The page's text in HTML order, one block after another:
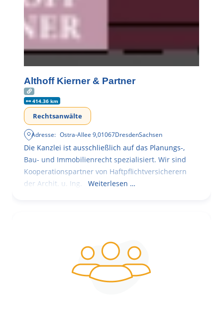
Althoff Kierner & Partner
414.36 km
Rechtsanwälte
Adresse: Ostra-Allee 9,01067DresdenSachsen
Die Kanzlei ist ausschließlich auf das Planungs-,
Bau- und Immobilienrecht spezialisiert. Wir sind
Kooperationspartner von Haftpflichtversicherern
der Archit. u. Ing.
Weiterlesen …